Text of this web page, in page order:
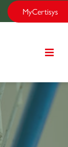
MyCertisys